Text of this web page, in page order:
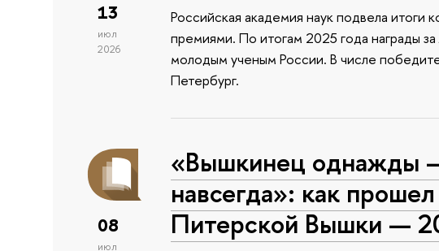
13
июл
2026
Российская академия наук подвела итоги
премиями. По итогам 2025 года награды
молодым ученым России. В числе
Петербург.
08
июл
«Вышкинец однажды
навсегда»: как
Питерской Вышки —